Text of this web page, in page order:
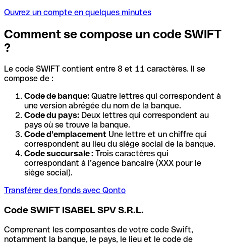
Ouvrez un compte en quelques minutes
Comment se compose un code SWIFT
?
Le code SWIFT contient entre 8 et 11 caractères. Il se
compose de :
Code de banque: Quatre lettres qui correspondent à
une version abrégée du nom de la banque.
Code du pays: Deux lettres qui correspondent au
pays où se trouve la banque.
Code d’emplacement Une lettre et un chiffre qui
correspondent au lieu du siège social de la banque.
Code succursale : Trois caractères qui
correspondant à l’agence bancaire (XXX pour le
siège social).
Transférer des fonds avec Qonto
Code SWIFT ISABEL SPV S.R.L.
Comprenant les composantes de votre code Swift,
notamment la banque, le pays, le lieu et le code de